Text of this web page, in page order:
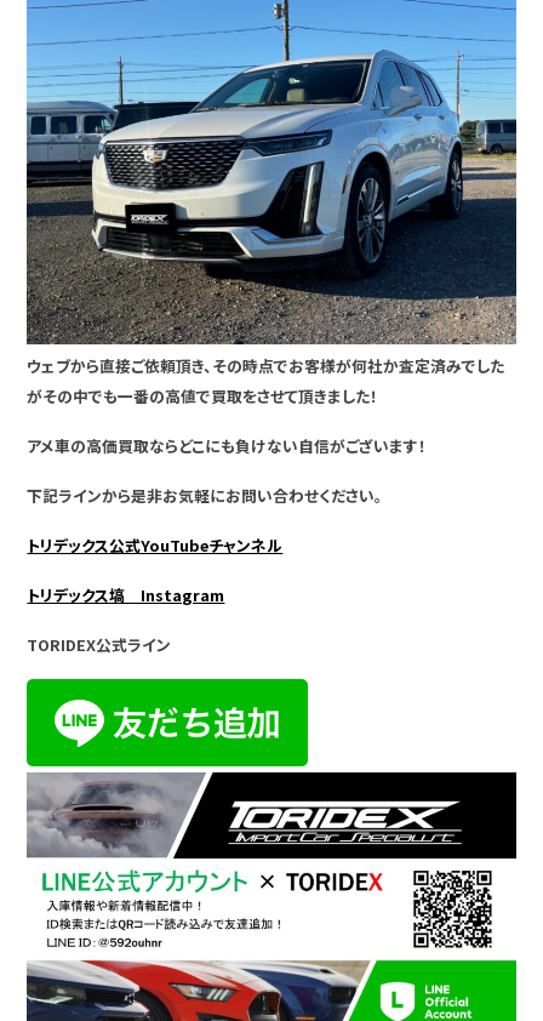
ウェブから直接ご依頼頂き、その時点でお客様が何社か査定済みでした
がその中でも一番の高値で買取をさせて頂きました！
アメ車の高価買取ならどこにも負けない自信がございます！
下記ラインから是非お気軽にお問い合わせください。
トリデックス公式YouTubeチャンネル
トリデックス塙 Instagram
TORIDEX公式ライン